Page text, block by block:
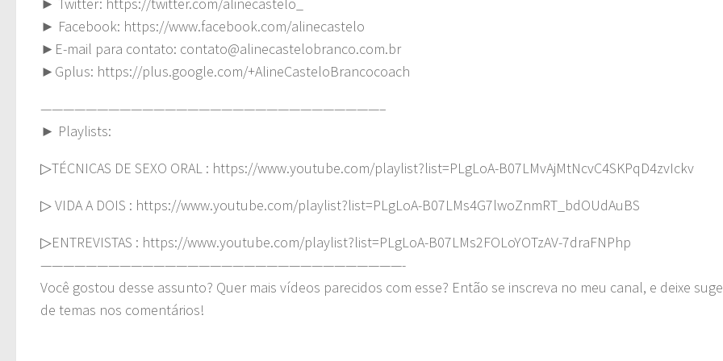
► Facebook: https://www.facebook.com/alinecastelo
►E-mail para contato: contato@alinecastelobranco.com.br
►Gplus: https://plus.google.com/+AlineCasteloBrancocoach
——————————————————————————————–
► Playlists:
▷TÉCNICAS DE SEXO ORAL : https://www.youtube.com/playlist?list=PLgLoA-B07LMvAjMtNcvC4SKPqD4zvIckv
▷ VIDA A DOIS : https://www.youtube.com/playlist?list=PLgLoA-B07LMs4G7lwoZnmRT_bdOUdAuBS
▷ENTREVISTAS : https://www.youtube.com/playlist?list=PLgLoA-B07LMs2FOLoYOTzAV-7draFNPhp
————————————————————————————————-
Você gostou desse assunto? Quer mais vídeos parecidos com esse? Então se inscreva no meu canal, e deixe
de temas nos comentários!